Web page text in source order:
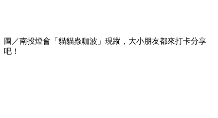
圖／南投燈會「貓貓蟲咖波」現蹤，大小朋友都來打卡分享
吧！